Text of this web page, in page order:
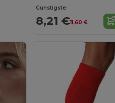
Günstigste:
8,21 €11,60 €